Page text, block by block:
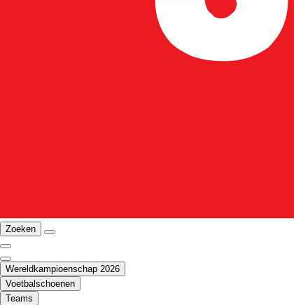
Zoeken
Wereldkampioenschap 2026
Voetbalschoenen
Teams